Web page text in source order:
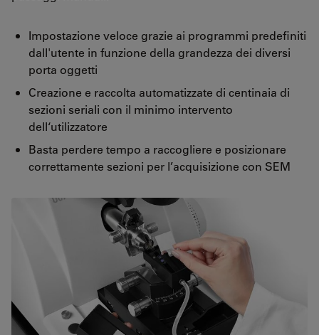
Impostazione veloce grazie ai programmi predefiniti
dall'utente in funzione della grandezza dei diversi
porta oggetti
Creazione e raccolta automatizzate di centinaia di
sezioni seriali con il minimo intervento
dell‘utilizzatore
Basta perdere tempo a raccogliere e posizionare
correttamente sezioni per l’acquisizione con SEM